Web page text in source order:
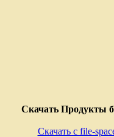
Скачать Продукты
Скачать с file-